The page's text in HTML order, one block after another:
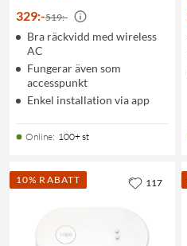
329:-519:-
Bra räckvidd med wireless
AC
Fungerar även som
accesspunkt
Enkel installation via app
Online: 100+ st
10% RABATT 117